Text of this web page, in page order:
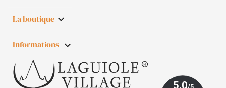
La boutique 
Informations keyboard_arrow_down